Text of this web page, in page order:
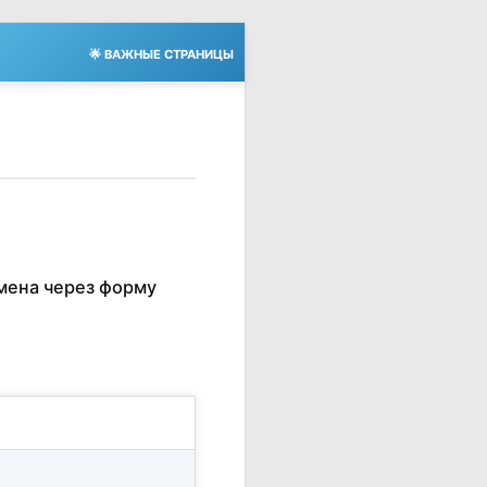
🌟 ВАЖНЫЕ СТРАНИЦЫ
через форму